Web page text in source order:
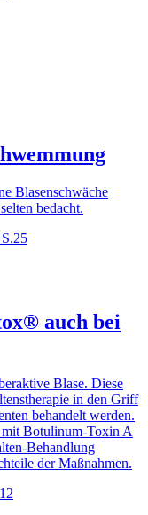
Blasenschwäche
bedacht.
auch bei
Blase. Diese
in den Griff
behandelt werden.
Botulinum-Toxin A
Behandlung
der Maßnahmen.